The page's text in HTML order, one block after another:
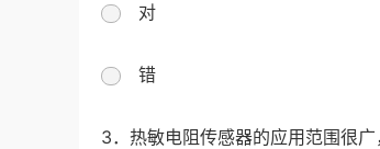
对
错
3．热敏电阻传感器的应用范围很